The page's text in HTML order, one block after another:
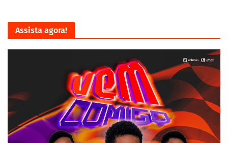
Assista agora!